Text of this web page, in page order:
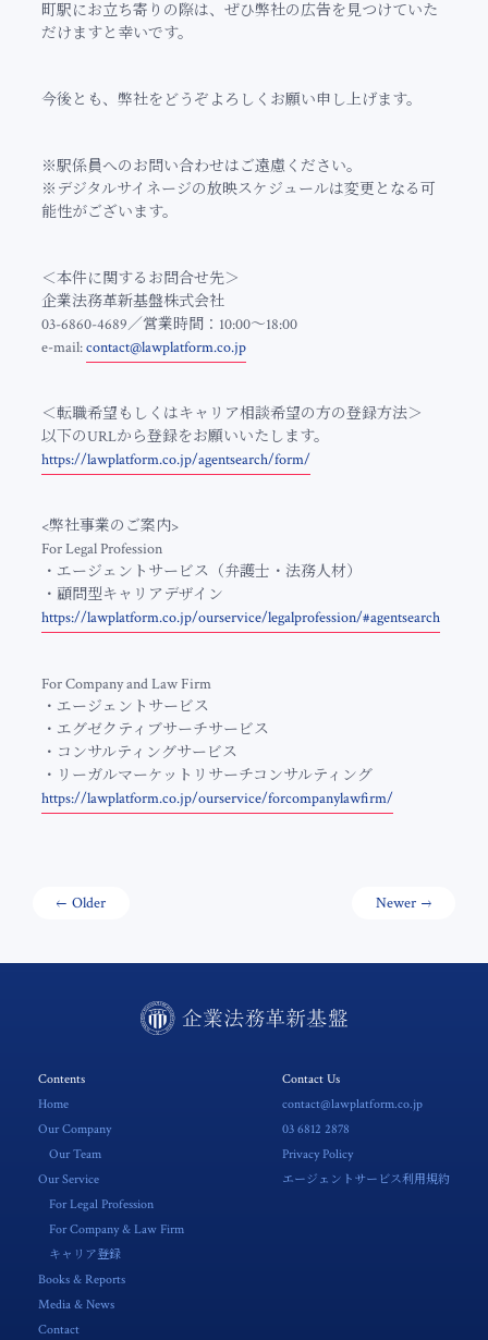
町駅にお立ち寄りの際は、ぜひ弊社の広告を見つけていた
だけますと幸いです。
今後とも、弊社をどうぞよろしくお願い申し上げます。
※駅係員へのお問い合わせはご遠慮ください。
※デジタルサイネージの放映スケジュールは変更となる可
能性がございます。
＜本件に関するお問合せ先＞
企業法務革新基盤株式会社
03-6860-4689／営業時間：10:00～18:00
e-mail:contact@lawplatform.co.jp
＜転職希望もしくはキャリア相談希望の方の登録方法＞
以下のURLから登録をお願いいたします。
https://lawplatform.co.jp/agentsearch/form/
<弊社事業のご案内>
For Legal Profession
・エージェントサービス（弁護士・法務人材）
・顧問型キャリアデザイン
https://lawplatform.co.jp/ourservice/legalprofession/#agentsearch
For Company and Law Firm
・エージェントサービス
・エグゼクティブサーチサービス
・コンサルティングサービス
・リーガルマーケットリサーチコンサルティング
https://lawplatform.co.jp/ourservice/forcompanylawfirm/
Older Newer
Contents
Home
Our Company
Our Team
Our Service
For Legal Profession
For Company & Law Firm
キャリア登録
Books & Reports
Media & News
Contact
Contact Us
contact@lawplatform.co.jp
03 6812 2878
Privacy Policy
エージェントサービス利用規約